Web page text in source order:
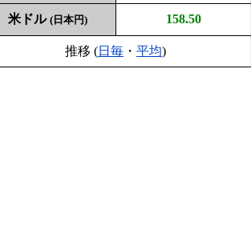
米ドル (日本円) 158.50
推移 (日毎 ・ 平均)